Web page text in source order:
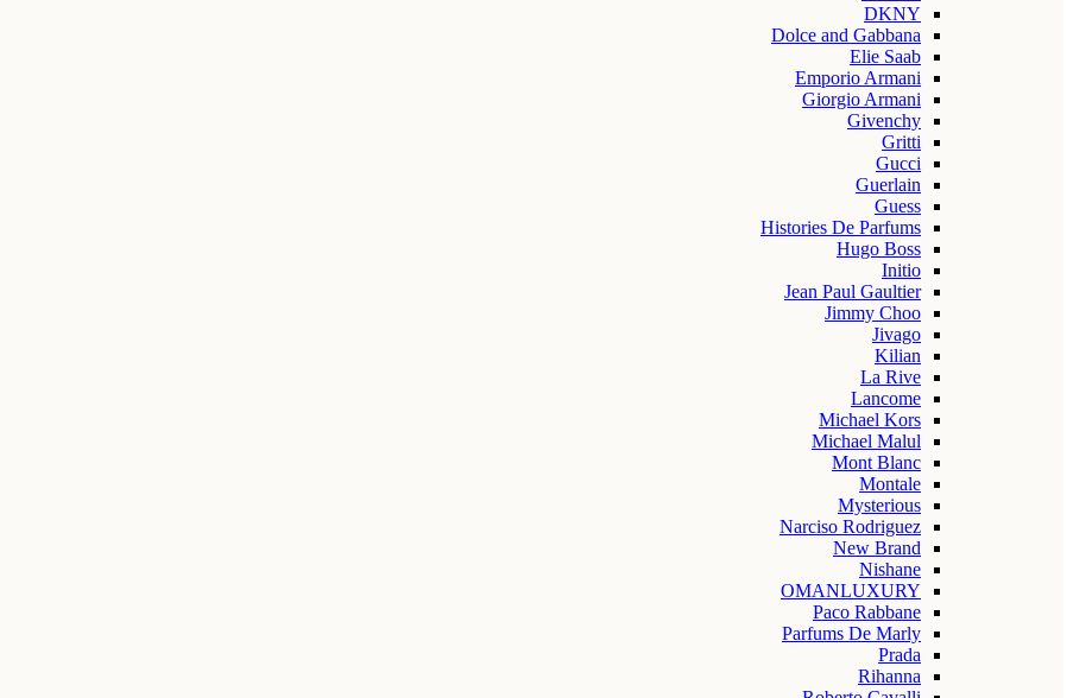
DKNY
Dolce and Gabbana
Elie Saab
Emporio Armani
Giorgio Armani
Givenchy
Gritti
Gucci
Guerlain
Guess
Histories De Parfums
Hugo Boss
Initio
Jean Paul Gaultier
Jimmy Choo
Jivago
Kilian
La Rive
Lancome
Michael Kors
Michael Malul
Mont Blanc
Montale
Mysterious
Narciso Rodriguez
New Brand
Nishane
OMANLUXURY
Paco Rabbane
Parfums De Marly
Prada
Rihanna